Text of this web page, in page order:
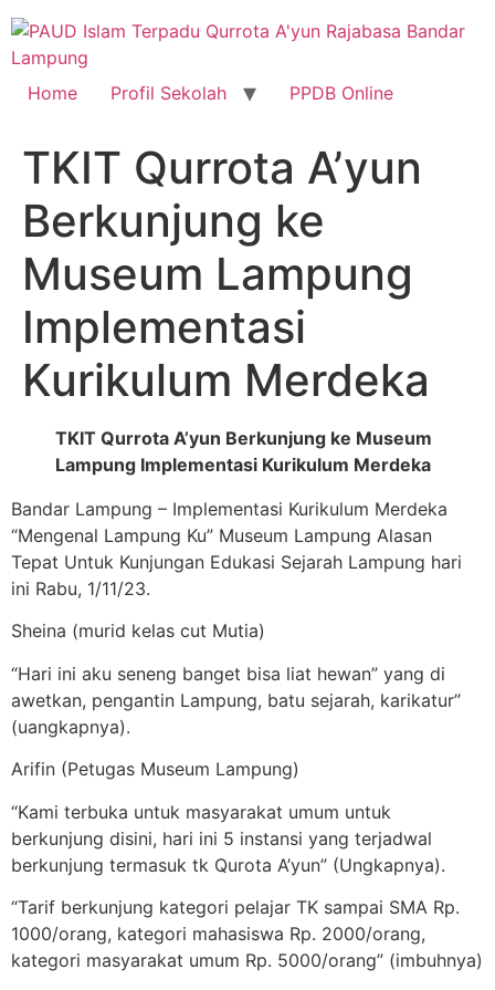
Skip
to
content
Home
Profil Sekolah PPDB Online
TKIT Qurrota A’yun
Berkunjung ke
Museum Lampung
Implementasi
Kurikulum Merdeka
TKIT Qurrota A’yun Berkunjung ke Museum
Lampung Implementasi Kurikulum Merdeka
Bandar Lampung – Implementasi Kurikulum Merdeka
“Mengenal Lampung Ku” Museum Lampung Alasan
Tepat Untuk Kunjungan Edukasi Sejarah Lampung hari
ini Rabu, 1/11/23.
Sheina (murid kelas cut Mutia)
“Hari ini aku seneng banget bisa liat hewan” yang di
awetkan, pengantin Lampung, batu sejarah, karikatur”
(uangkapnya).
Arifin (Petugas Museum Lampung)
“Kami terbuka untuk masyarakat umum untuk
berkunjung disini, hari ini 5 instansi yang terjadwal
berkunjung termasuk tk Qurota A’yun” (Ungkapnya).
“Tarif berkunjung kategori pelajar TK sampai SMA Rp.
1000/orang, kategori mahasiswa Rp. 2000/orang,
kategori masyarakat umum Rp. 5000/orang” (imbuhnya)